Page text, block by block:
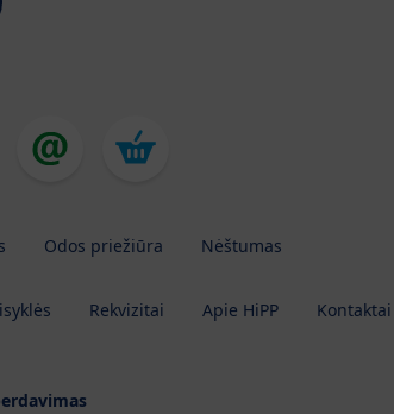
Odos priežiūra Nėštumas
Rekvizitai Apie HiPP Kontaktai